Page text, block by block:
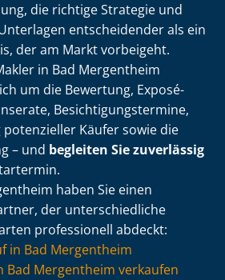
die richtige Strategie und
entscheidender als ein
der am Markt vorbeigeht.
in Bad Mergentheim
um die Bewertung, Exposé-
Be­sich­ti­gungs­ter­mi­ne,
Käufer sowie die
– und begleiten Sie zuverlässig
haben Sie einen
der un­ter­schied­li­che
professionell abdeckt:
in Bad Mergentheim
Bad Mergentheim verkaufen